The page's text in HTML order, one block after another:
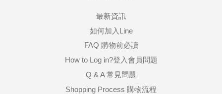
最新資訊
如何加入Line
FAQ 購物前必讀
How to Log in?登入會員問題
Q & A 常見問題
Shopping Process 購物流程